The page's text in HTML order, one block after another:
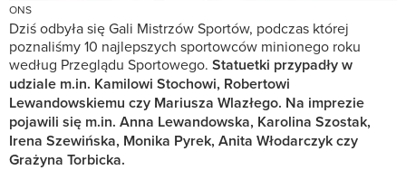
ONS
Dziś odbyła się Gali Mistrzów Sportów, podczas której
poznaliśmy 10 najlepszych sportowców minionego roku
według Przeglądu Sportowego. Statuetki przypadły w
udziale m.in. Kamilowi Stochowi, Robertowi
Lewandowskiemu czy Mariusza Wlazłego. Na imprezie
pojawili się m.in. Anna Lewandowska, Karolina Szostak,
Irena Szewińska, Monika Pyrek, Anita Włodarczyk czy
Grażyna Torbicka.